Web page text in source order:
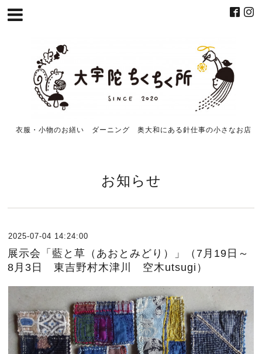
衣服・小物のお繕い ダーニング 奥大和にある針仕事の小さなお店
お知らせ
2025-07-04 14:24:00
展示会「藍と草（あおとみどり）」（7月19日～
8月3日 東吉野村木津川 空木utsugi）